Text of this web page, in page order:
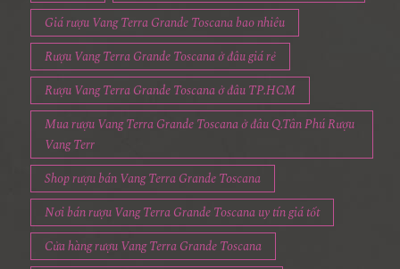
Giá rượu Vang Terra Grande Toscana bao nhiêu
Rượu Vang Terra Grande Toscana ở đâu giá rẻ
Rượu Vang Terra Grande Toscana ở đâu TP.HCM
Mua rượu Vang Terra Grande Toscana ở đâu Q.Tân Phú Rượu
Vang Terr
Shop rượu bán Vang Terra Grande Toscana
Nơi bán rượu Vang Terra Grande Toscana uy tín giá tốt
Cửa hàng rượu Vang Terra Grande Toscana